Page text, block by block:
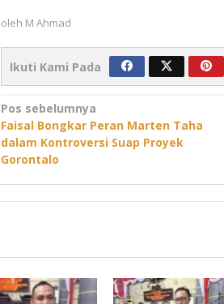
oleh M Ahmad
Ikuti Kami Pada
Navigasi
pos
Pos sebelumnya
Faisal Bongkar Peran Marten Taha
dalam Kontroversi Suap Proyek
Gorontalo